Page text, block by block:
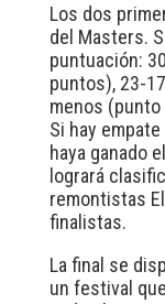
Los dos
del Masters.
puntuación:
puntos), 23-
menos
Si hay
haya ganado
logrará
remontistas
finalistas.
La final se
un festival